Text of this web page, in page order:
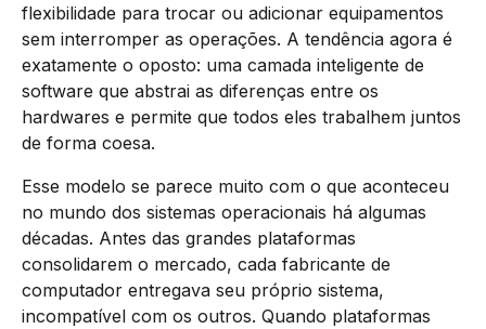
flexibilidade para trocar ou adicionar equipamentos
sem interromper as operações. A tendência agora é
exatamente o oposto: uma camada inteligente de
software que abstrai as diferenças entre os
hardwares e permite que todos eles trabalhem juntos
de forma coesa.
Esse modelo se parece muito com o que aconteceu
no mundo dos sistemas operacionais há algumas
décadas. Antes das grandes plataformas
consolidarem o mercado, cada fabricante de
computador entregava seu próprio sistema,
incompatível com os outros. Quando plataformas